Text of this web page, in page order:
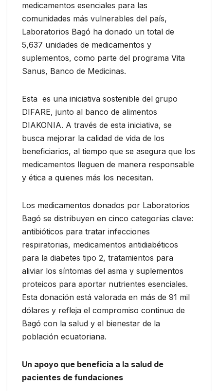
medicamentos esenciales para las
comunidades más vulnerables del país,
Laboratorios Bagó ha donado un total de
5,637 unidades de medicamentos y
suplementos, como parte del programa Vita
Sanus, Banco de Medicinas.
Esta es una iniciativa sostenible del grupo
DIFARE, junto al banco de alimentos
DIAKONIA. A través de esta iniciativa, se
busca mejorar la calidad de vida de los
beneficiarios, al tiempo que se asegura que los
medicamentos lleguen de manera responsable
y ética a quienes más los necesitan.
Los medicamentos donados por Laboratorios
Bagó se distribuyen en cinco categorías clave:
antibióticos para tratar infecciones
respiratorias, medicamentos antidiabéticos
para la diabetes tipo 2, tratamientos para
aliviar los síntomas del asma y suplementos
proteicos para aportar nutrientes esenciales.
Esta donación está valorada en más de 91 mil
dólares y refleja el compromiso continuo de
Bagó con la salud y el bienestar de la
población ecuatoriana.
Un apoyo que beneficia a la salud de
pacientes de fundaciones